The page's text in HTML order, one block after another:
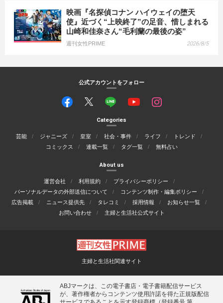
映画『名探偵コナン ハイウェイの堕天
使』近づく“上映終了”の足音、惜しまれる
山崎和佳奈さん“毛利蘭の最後の姿”
週刊女性PRIME 2026/8/5
公式アカウントをフォロー
Categories
芸能 ジャニーズ 皇室 社会・事件 ライフ
トレンド
コミックス
連載一覧 タグ一覧 無料占い
About us
運営会社 利用規約
プライバシーポリシー
パーソナルデータの外部送信について
コンテンツ制作・編集ポリシー
広告掲載
ニュース提供先 タレコミ 採用情報
お知らせ一覧
お問い合わせ
主婦と生活社公式サイト
主婦と生活社関連サイト
ABJマークは、この電子書店・電子書籍配信サービス
が、著作権者からコンテンツ使用許諾を得た正規版配信